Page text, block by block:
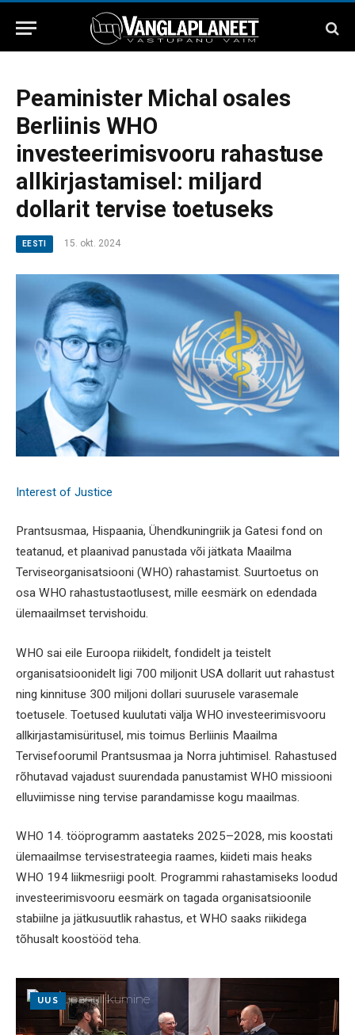
Peaminister Michal osales
Berliinis WHO
investeerimisvooru rahastuse
allkirjastamisel: miljard
dollarit tervise toetuseks
EESTI 15. okt. 2024
Interest of Justice
Prantsusmaa, Hispaania, Ühendkuningriik ja Gatesi fond on
teatanud, et plaanivad panustada või jätkata Maailma
Terviseorganisatsiooni (WHO) rahastamist. Suurtoetus on
osa WHO rahastustaotlusest, mille eesmärk on edendada
ülemaailmset tervishoidu.
WHO sai eile Euroopa riikidelt, fondidelt ja teistelt
organisatsioonidelt ligi 700 miljonit USA dollarit uut rahastust
ning kinnituse 300 miljoni dollari suurusele varasemale
toetusele. Toetused kuulutati välja WHO investeerimisvooru
allkirjastamisüritusel, mis toimus Berliinis Maailma
Tervisefoorumil Prantsusmaa ja Norra juhtimisel. Rahastused
rõhutavad vajadust suurendada panustamist WHO missiooni
elluviimisse ning tervise parandamisse kogu maailmas.
WHO 14. tööprogramm aastateks 2025–2028, mis koostati
ülemaailmse tervisestrateegia raames, kiideti mais heaks
WHO 194 liikmesriigi poolt. Programmi rahastamiseks loodud
investeerimisvooru eesmärk on tagada organisatsioonile
stabiilne ja jätkusuutlik rahastus, et WHO saaks riikidega
tõhusalt koostööd teha.
UUS